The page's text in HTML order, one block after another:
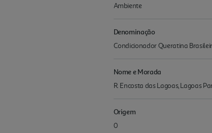
Ambiente
Denominação
Condicionador Queratina
Nome e Morada
R. Encosta das Lagoas, Lagoas
Origem
0